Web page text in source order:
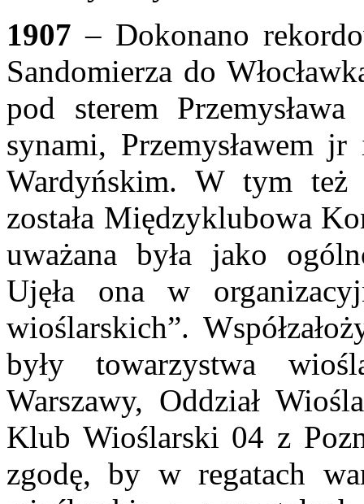
1907 – Dokonano
Sandomierza do
pod sterem
synami, Przemysławem
Wardyńskim. W tym też
została Międzyklubowa
uważana była jako
Ujęła ona w
wioślarskich”.
były towarzystwa
Warszawy, Oddział
Klub Wioślarski 04 z
zgodę, by w regatach